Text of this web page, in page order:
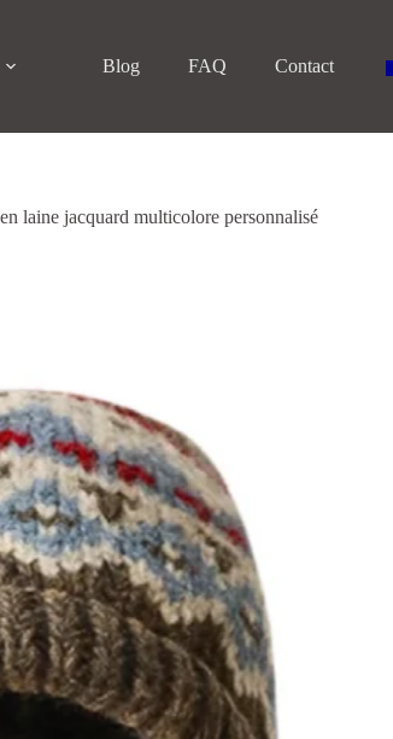
Blog FAQ Contact
laine jacquard multicolore personnalisé